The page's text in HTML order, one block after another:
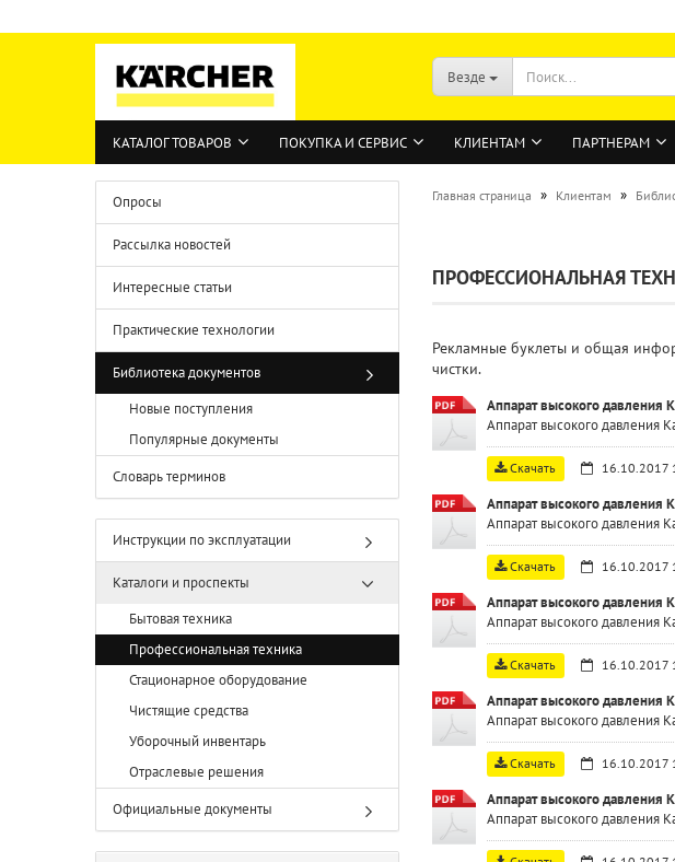
Везде
КАТАЛОГ ТОВАРОВ ПОКУПКА И СЕРВИС КЛИЕНТАМ ПАРТНЕРАМ
Главная страница » Клиентам »
ПРОФЕССИОНАЛЬНАЯ
Рекламные буклеты и общая
чистки.
Аппарат высокого давления
Аппарат высокого давления
Скачать 16.10.2017
Аппарат высокого давления
Аппарат высокого давления
Скачать 16.10.2017
Аппарат высокого давления
Аппарат высокого давления
Скачать 16.10.2017
Аппарат высокого давления
Аппарат высокого давления
Скачать 16.10.2017
Аппарат высокого давления
Аппарат высокого давления
Опросы
Рассылка новостей
Интересные статьи
Практические технологии
Библиотека документов
Новые поступления
Популярные документы
Словарь терминов
Инструкции по эксплуатации
Каталоги и проспекты
Бытовая техника
Профессиональная техника
Стационарное оборудование
Чистящие средства
Уборочный инвентарь
Отраслевые решения
Официальные документы